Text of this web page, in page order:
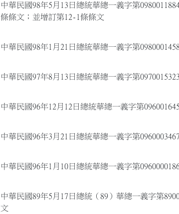
中華民國98年5月13日總統華總一義字第
條條文；並增訂第12-1條條文
中華民國98年1月21日總統華總一義字第
中華民國97年8月13日總統華總一義字第
中華民國96年12月12日總統華總一義字第
中華民國96年3月21日總統華總一義字第
中華民國96年1月10日總統華總一義字第
中華民國89年5月17日總統（89）華總一義字第
文